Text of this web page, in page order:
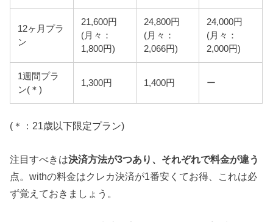
12ヶ月プラ
ン
21,600円
(月々：
1,800円)
24,800円
(月々：
2,066円)
24,000円
(月々：
2,000円)
1週間プラ
ン(＊)
1,300円 1,400円 ー
(＊：21歳以下限定プラン)
注目すべきは決済方法が3つあり、それぞれで料金が違う
点。withの料金はクレカ決済が1番安くてお得、これは必
ず覚えておきましょう。